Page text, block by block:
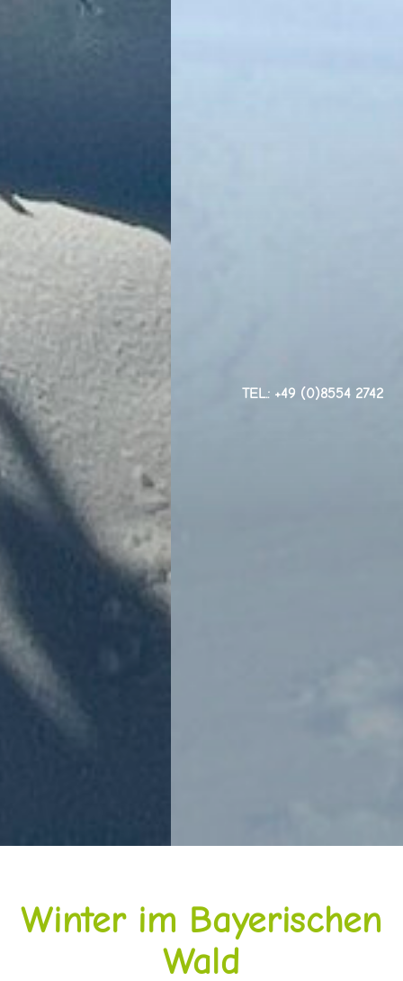
TEL.: +49 (0)8554 2742
Winter im Bayerischen
Wald